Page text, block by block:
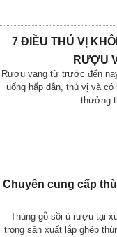
7 ĐIỀU THÚ VỊ
RƯỢU
Rượu vang từ trước đến
uống hấp dẫn, thú vị và
thưởng
Chuyên cung cấp
Thùng gỗ sồi ủ rượu tại
trong sản xuất lắp ghép